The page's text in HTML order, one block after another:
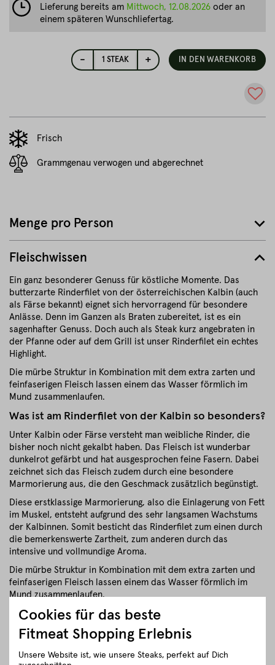
- 1 STEAK + IN DEN WARENKORB
Frisch
Grammgenau verwogen und abgerechnet
Lieferung bereits am Mittwoch, 12.08.2026 oder an
einem späteren Wunschliefertag.
Fleischwissen
Ein ganz besonderer Genuss für köstliche Momente. Das
butterzarte Rinderfilet von der österreichischen Kalbin (auch
als Färse bekannt) eignet sich hervorragend für besondere
Anlässe. Denn im Ganzen als Braten zubereitet, ist es ein
sagenhafter Genuss. Doch auch als Steak kurz angebraten in
der Pfanne oder auf dem Grill ist unser Rinderfilet ein echtes
Highlight.
Die mürbe Struktur in Kombination mit dem extra zarten und
feinfaserigen Fleisch lassen einem das Wasser förmlich im
Mund zusammenlaufen.
Was ist am Rinderfilet von der Kalbin so besonders?
Unter Kalbin oder Färse versteht man weibliche Rinder, die
bisher noch nicht gekalbt haben. Das Fleisch ist wunderbar
dunkelrot gefärbt und hat ausgesprochen feine Fasern. Dabei
zeichnet sich das Fleisch zudem durch eine besondere
Marmorierung aus, die den Geschmack zusätzlich begünstigt.
Diese erstklassige Marmorierung, also die Einlagerung von Fett
im Muskel, entsteht aufgrund des sehr langsamen Wachstums
der Kalbinnen. Somit besticht das Rinderfilet zum einen durch
die bemerkenswerte Zartheit, zum anderen durch das
intensive und vollmundige Aroma.
Die mürbe Struktur in Kombination mit dem extra zarten und
feinfaserigen Fleisch lassen einem das Wasser förmlich im
Mund zusammenlaufen.
Was ist am Rinderfilet von der Kalbin so besonders?
Unter Kalbin, oder Färse, versteht man weibliche Rinder, die
dunkelrot gefärbt und hat ausgesprochen feine Fasern. Dabei
Menge pro Person
Cookies für das beste
Fitmeat Shopping Erlebnis
Unsere Website ist, wie unsere Steaks, perfekt auf Dich